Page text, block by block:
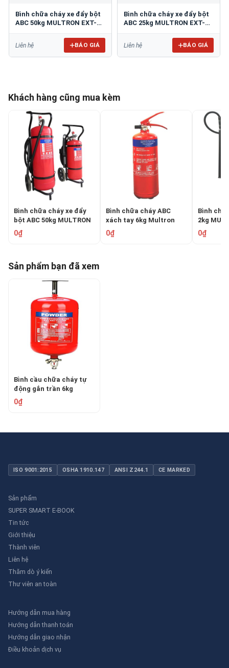
Bình chữa cháy xe đẩy bột
ABC 50kg MULTRON EXT-
Liên hệ BÁO GIÁ
Bình chữa cháy xe đẩy bột
ABC 25kg MULTRON EXT-
Liên hệ BÁO GIÁ
Khách hàng cũng mua kèm
Bình chữa cháy xe đẩy
bột ABC 50kg MULTRON
EXT-ABC-50K
0₫
Bình chữa cháy ABC
xách tay 6kg Multron
EXT-ABC-6K
0₫
Bình
2kg
2K
0₫
Sản phẩm bạn đã xem
Bình cầu chữa cháy tự
động gắn trần 6kg
MULTRON EXT-MKX-6K
0₫
ISO 9001:2015 OSHA 1910.147 ANSI Z244.1 CE MARKED
Sản phẩm
SUPER SMART E-BOOK
Tin tức
Giới thiệu
Thành viên
Liên hệ
Thăm dò ý kiến
Thư viên an toàn
Hướng dẫn mua hàng
Hướng dẫn thanh toán
Hướng dẫn giao nhận
Điều khoản dịch vụ